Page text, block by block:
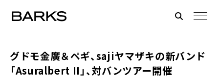
グドモ金廣＆ペギ、sajiヤマザキの新バンド
「Asuralbert II」、対バンツアー開催